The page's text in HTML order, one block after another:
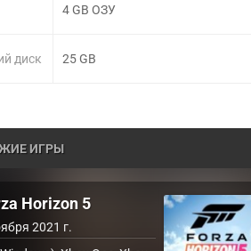
диск
4 GB ОЗУ
25 GB
ИГРЫ
Horizon 5
2021 г.